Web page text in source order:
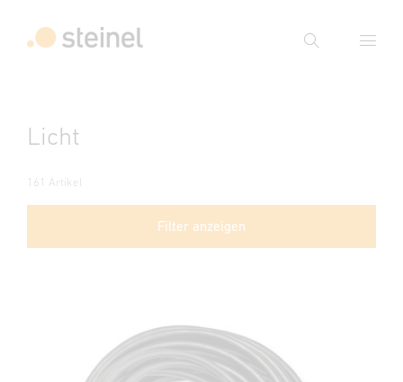
Suche
Suche
Licht
161 Artikel
Filter anzeigen